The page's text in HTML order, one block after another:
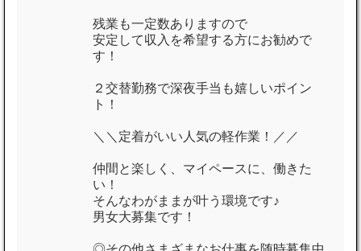
残業も一定数ありますので
安定して収入を希望する方にお勧めで
す！
２交替勤務で深夜手当も嬉しいポイン
ト！
＼＼定着がいい人気の軽作業！／／
仲間と楽しく、マイペースに、働きた
い！
そんなわがままが叶う環境です♪
男女大募集です！